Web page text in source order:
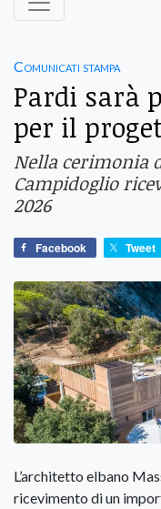
Comunicati stampa
Pardi sarà
per il
Nella cerimonia
Campidoglio
2026
Facebook Tweet
L’architetto elbano
ricevimento di un